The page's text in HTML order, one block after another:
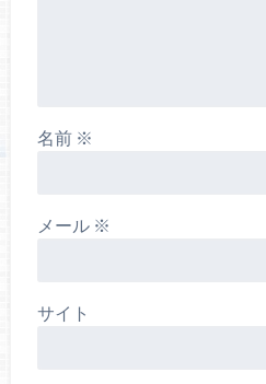
名前 ※
メール ※
サイト